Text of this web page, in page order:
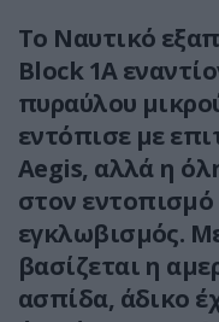
Το Ναυτικό
Block 1A
πυραύλου
εντόπισε με
Aegis, αλλά η
στον
εγκλωβισμός.
βασίζεται η
ασπίδα, άδικο